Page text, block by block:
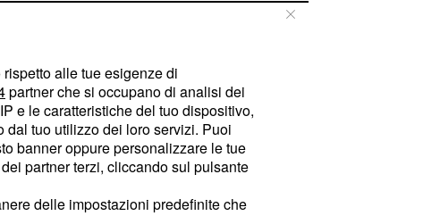
alle tue esigenze di
partner che si occupano di analisi dei
e le caratteristiche del tuo dispositivo,
dal tuo utilizzo dei loro servizi. Puoi
banner oppure personalizzare le tue
partner terzi, cliccando sul pulsante
delle impostazioni predefinite che